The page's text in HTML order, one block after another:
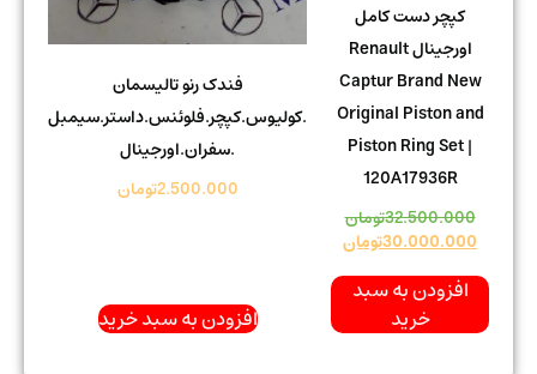
کپچر دست کامل
اورجینال Renault
Captur Brand New
Original Piston and
Piston Ring Set |
120A17936R
32.500.000تومان
30.000.000تومان
افزودن به سبد
فندک رنو تالیسمان
.کولیوس.کپچر.فلوئنس.داستر.سیمبل
.سفران.اورجینال
2.500.000تومان
افزودن به سبد خرید